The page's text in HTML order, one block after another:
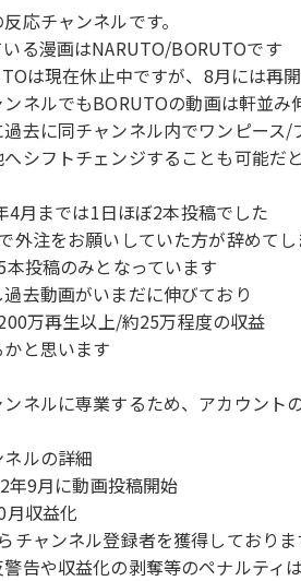
応チャンネルです。
る漫画はNARUTO/BORUTOです
は現在休止中ですが、8月には再
ンネルでもBORUTOの動画は軒並み
過去に同チャンネル内でワンピース/
へシフトチェンジすることも可能だ
4月までは1日ほぼ2本投稿でした
外注をお願いしていた方が辞めてし
本投稿のみとなっています
過去動画がいまだに伸びており
万再生以上/約25万程度の収益
かと思います
ネルに専業するため、アカウント
ルの詳細
年9月に動画投稿開始
収益化
チャンネル登録者を獲得しておりま
警告や収益化の剥奪等のペナルティ